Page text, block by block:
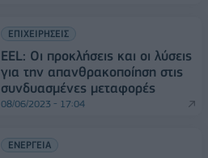
ΕΠΙΧΕΙΡΗΣΕΙΣ
EEL: Οι προκλήσεις και οι λύσεις
για την απανθρακοποίηση στις
συνδυασμένες μεταφορές
08/06/2023 - 17:04
ΕΝΕΡΓΕΙΑ